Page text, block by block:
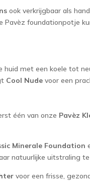
ook verkrijgbaar als
Pavèz foundationpotje
met een koele tot
Cool Nude voor een
één van onze Pavèz
Minerale Foundation
natuurlijke uitstraling
voor een frisse,